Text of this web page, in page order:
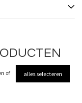
of alles selecteren